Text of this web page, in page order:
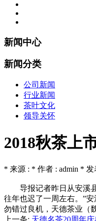
新闻中心
新闻分类
公司新闻
行业新闻
茶叶文化
领导关怀
2018秋茶上
* 来源 : * 作者 : admin * 发
导报记者昨日从安溪县
往年也迟了一周左右。”
勿错过良机，天德茶业（
上一条: 天德名茶20周年